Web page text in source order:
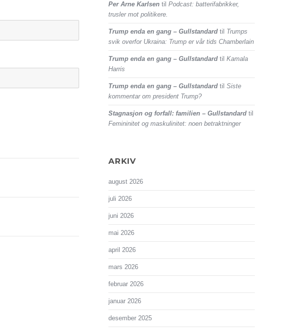
Per Arne Karlsen til Podcast: batterifabrikker,
trusler mot politikere.
Trump enda en gang – Gullstandard til Trumps
svik overfor Ukraina: Trump er vår tids Chamberlain
Trump enda en gang – Gullstandard til Kamala
Harris
Trump enda en gang – Gullstandard til Siste
kommentar om president Trump?
Stagnasjon og forfall: familien – Gullstandard til
Femininitet og maskulinitet: noen betraktninger
ARKIV
august 2026
juli 2026
juni 2026
mai 2026
april 2026
mars 2026
februar 2026
januar 2026
desember 2025